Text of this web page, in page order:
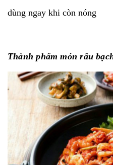
dùng ngay khi còn nóng
Thành phẩm món râu